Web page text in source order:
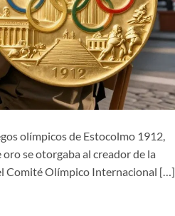
olímpicos de Estocolmo 1912,
se otorgaba al creador de la
Comité Olímpico Internacional […]